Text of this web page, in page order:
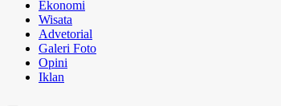
Ekonomi
Wisata
Advetorial
Galeri Foto
Opini
Iklan